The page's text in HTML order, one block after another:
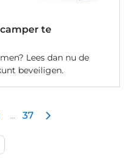
te
Lees dan nu de
beveiligen.
... 37